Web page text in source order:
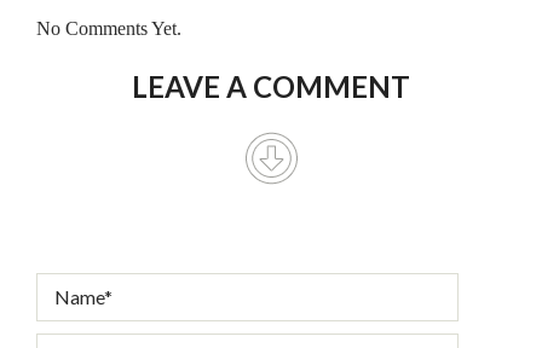
No Comments Yet.
LEAVE A COMMENT